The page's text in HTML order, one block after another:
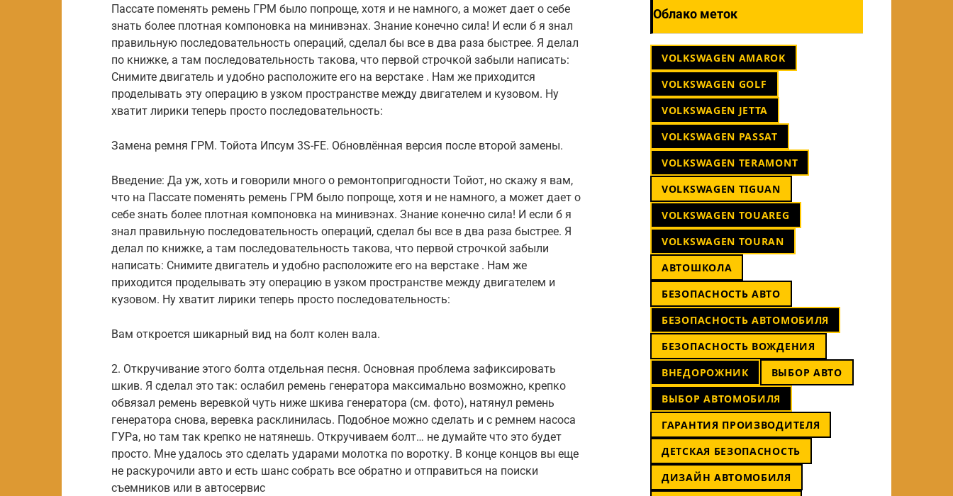
Пассате поменять ремень ГРМ было попроще, хотя и не намного, а может дает о себе
знать более плотная компоновка на минивэнах. Знание конечно сила! И если б я знал
правильную последовательность операций, сделал бы все в два раза быстрее. Я делал
по книжке, а там последовательность такова, что первой строчкой забыли написать:
Снимите двигатель и удобно расположите его на верстаке . Нам же приходится
проделывать эту операцию в узком пространстве между двигателем и кузовом. Ну
хватит лирики теперь просто последовательность:
Замена ремня ГРМ. Тойота Ипсум 3S-FE. Обновлённая версия после второй замены.
Введение: Да уж, хоть и говорили много о ремонтопригодности Тойот, но скажу я вам,
что на Пассате поменять ремень ГРМ было попроще, хотя и не намного, а может дает о
себе знать более плотная компоновка на минивэнах. Знание конечно сила! И если б я
знал правильную последовательность операций, сделал бы все в два раза быстрее. Я
делал по книжке, а там последовательность такова, что первой строчкой забыли
написать: Снимите двигатель и удобно расположите его на верстаке . Нам же
приходится проделывать эту операцию в узком пространстве между двигателем и
кузовом. Ну хватит лирики теперь просто последовательность:
Вам откроется шикарный вид на болт колен вала.
2. Откручивание этого болта отдельная песня. Основная проблема зафиксировать
шкив. Я сделал это так: ослабил ремень генератора максимально возможно, крепко
обвязал ремень веревкой чуть ниже шкива генератора (см. фото), натянул ремень
генератора снова, веревка расклинилась. Подобное можно сделать и с ремнем насоса
ГУРа, но там так крепко не натянешь. Откручиваем болт… не думайте что это будет
просто. Мне удалось это сделать ударами молотка по воротку. В конце концов вы еще
не раскурочили авто и есть шанс собрать все обратно и отправиться на поиски
съемников или в автосервис
Облако меток
VOLKSWAGEN AMAROK
VOLKSWAGEN GOLF
VOLKSWAGEN JETTA
VOLKSWAGEN PASSAT
VOLKSWAGEN TERAMONT
VOLKSWAGEN TIGUAN
VOLKSWAGEN TOUAREG
VOLKSWAGEN TOURAN
АВТОШКОЛА
БЕЗОПАСНОСТЬ АВТО
БЕЗОПАСНОСТЬ АВТОМОБИЛЯ
БЕЗОПАСНОСТЬ ВОЖДЕНИЯ
ВНЕДОРОЖНИК
ВЫБОР АВТО
ВЫБОР АВТОМОБИЛЯ
ГАРАНТИЯ ПРОИЗВОДИТЕЛЯ
ДЕТСКАЯ БЕЗОПАСНОСТЬ
ДИЗАЙН АВТОМОБИЛЯ